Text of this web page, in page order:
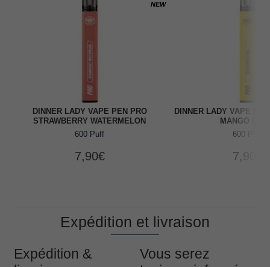
NEW
DINNER LADY VAPE PEN PRO
STRAWBERRY WATERMELON
600 Puff
7,90€
DINNER LADY VAPE
MANGO
600 Puff
7,90
Expédition et livraison
Expédition &
Vous serez